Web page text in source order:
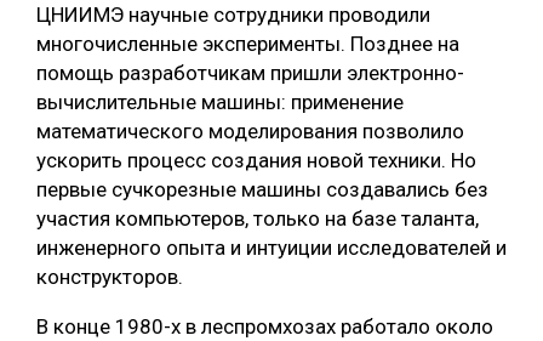
ЦНИИМЭ научные сотрудники проводили
многочисленные эксперименты. Позднее на
помощь разработчикам пришли электронно-
вычислительные машины: применение
математического моделирования позволило
ускорить процесс создания новой техники. Но
первые сучкорезные машины создавались без
участия компьютеров, только на базе таланта,
инженерного опыта и интуиции исследователей и
конструкторов.
В конце 1980-х в леспромхозах работало около